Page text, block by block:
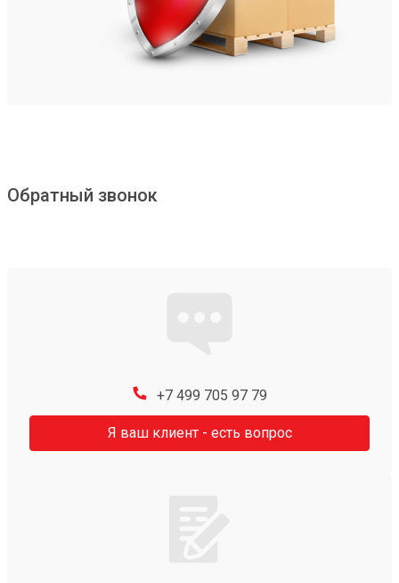
Обратный звонок
+7 499 705 97 79
Я ваш клиент - есть вопрос